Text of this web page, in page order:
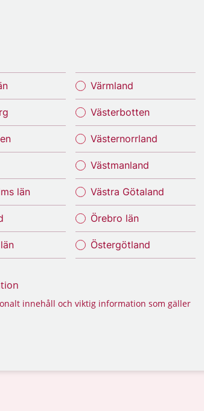
län
Värmland
Västerbotten
Västernorrland
Västmanland
Västra Götaland
Örebro län
Östergötland
innehåll och viktig information som gäller